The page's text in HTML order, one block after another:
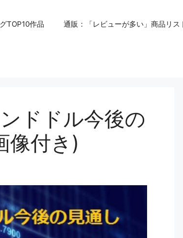
TOP10作品 通販：「レビューが多い」商品リス
ドドル今後の
像付き)